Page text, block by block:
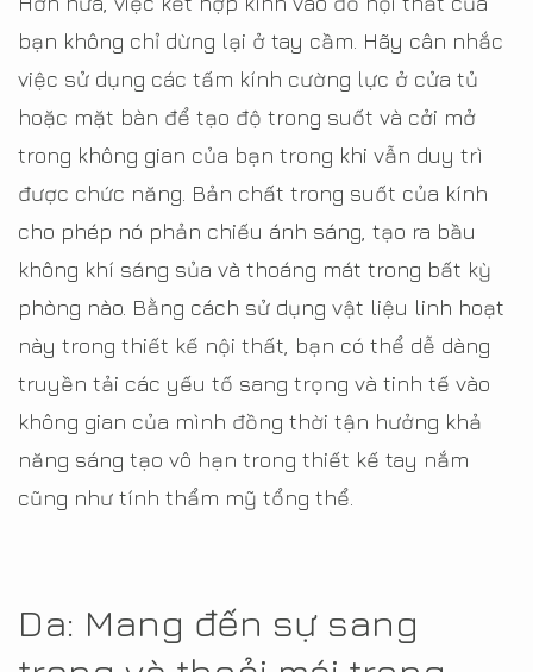
bạn không chỉ dừng lại ở tay cầm. Hãy cân nhắc
việc sử dụng các tấm kính cường lực ở cửa tủ
hoặc mặt bàn để tạo độ trong suốt và cởi mở
trong không gian của bạn trong khi vẫn duy trì
được chức năng. Bản chất trong suốt của kính
cho phép nó phản chiếu ánh sáng, tạo ra bầu
không khí sáng sủa và thoáng mát trong bất kỳ
phòng nào. Bằng cách sử dụng vật liệu linh hoạt
này trong thiết kế nội thất, bạn có thể dễ dàng
truyền tải các yếu tố sang trọng và tinh tế vào
không gian của mình đồng thời tận hưởng khả
năng sáng tạo vô hạn trong thiết kế tay nắm
cũng như tính thẩm mỹ tổng thể.
Da: Mang đến sự sang